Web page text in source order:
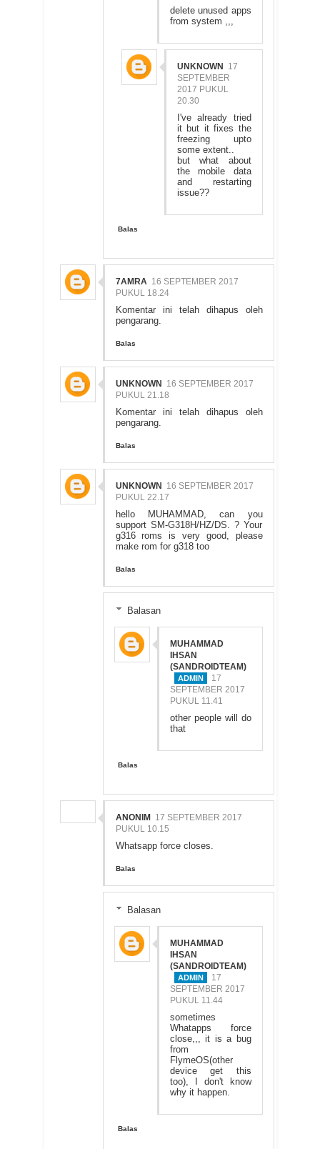
delete unused apps
from system ,,,
UNKNOWN
17
SEPTEMBER
2017 PUKUL
20.30
I've already tried
it but it fixes the
freezing upto
some extent..
but what about
the mobile data
and restarting
issue??
Balas
7AMRA 16 SEPTEMBER 2017
PUKUL 18.24
Komentar ini telah dihapus oleh
pengarang.
Balas
UNKNOWN
16 SEPTEMBER 2017
PUKUL 21.18
Komentar ini telah dihapus oleh
pengarang.
Balas
UNKNOWN
16 SEPTEMBER 2017
PUKUL 22.17
hello MUHAMMAD, can you
support SM-G318H/HZ/DS. ? Your
g316 roms is very good, please
make rom for g318 too
Balas
Balasan
MUHAMMAD
IHSAN
(SANDROIDTEAM)
17
SEPTEMBER 2017
PUKUL 11.41
other people will do
that
Balas
ANONIM
17 SEPTEMBER 2017
PUKUL 10.15
Whatsapp force closes.
Balas
Balasan
MUHAMMAD
IHSAN
(SANDROIDTEAM)
17
SEPTEMBER 2017
PUKUL 11.44
sometimes
Whatapps force
close,,, it is a bug
from
FlymeOS(other
device get this
too), I don't know
why it happen.
Balas